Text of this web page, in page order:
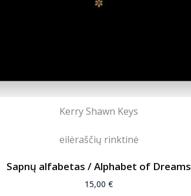
Kerry Shawn Keys
eilėraščių rinktinė
Sapnų alfabetas / Alphabet of Dreams
15,00 €